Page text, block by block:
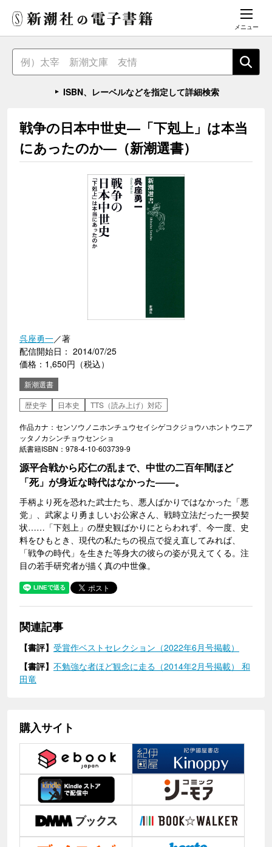
メニュー
ISBN、レーベルなどを指定して詳細検索
戦争の日本中世史―「下剋上」は本当
にあったのか―（新潮選書）
呉座勇一／著
配信開始日： 2014/07/25
価格：1,650円（税込）
新潮選書
歴史学
日本史 TTS（読み上げ）対応
作品カナ：センソウノニホンチュウセイシゲコクジョウハホントウニア
ッタノカシンチョウセンショ
紙書籍ISBN：978-4-10-603739-9
源平合戦から応仁の乱まで、中世の二百年間ほど
「死」が身近な時代はなかった――。
手柄より死を恐れた武士たち、悪人ばかりではなかった「悪
党」、武家より勇ましいお公家さん、戦時立法だった一揆契
状……「下剋上」の歴史観ばかりにとらわれず、今一度、史
料をひもとき、現代の私たちの視点で捉え直してみれば、
「戦争の時代」を生きた等身大の彼らの姿が見えてくる。注
目の若手研究者が描く真の中世像。
関連記事
【書評】 受賞作ベストセレクション（2022年6月号掲載）
【書評】 不勉強な者ほど観念に走る（2014年2月号掲載） 和
田竜
購入サイト